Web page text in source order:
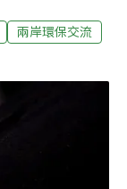
，來看台灣小
、在地發展的
、新北，一路
僅有從社區營
文化項目，也
念掀起的「藍
再設計」、
兩岸環保交流